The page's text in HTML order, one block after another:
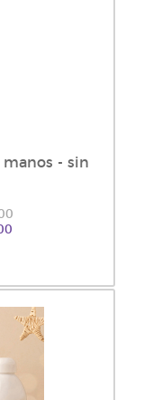
manos - sin